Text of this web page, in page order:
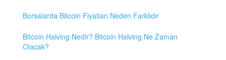
Borsalarda Bitcoin Fiyatları Neden Farklıdır
Bitcoin Halving Nedir? Bitcoin Halving Ne Zaman
Olacak?